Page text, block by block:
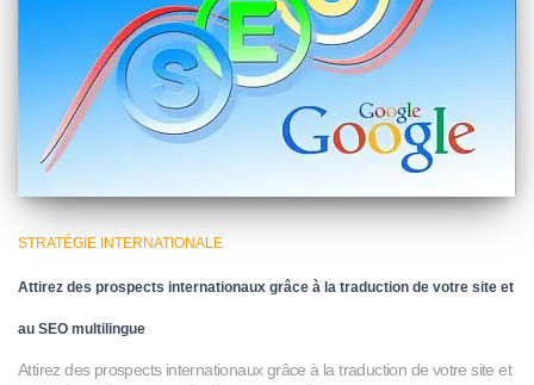
STRATÉGIE INTERNATIONALE
Attirez des prospects internationaux grâce à la traduction de votre site et
au SEO multilingue
Attirez des prospects internationaux grâce à la traduction de votre site et